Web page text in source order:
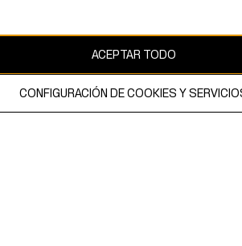
& Mauritz AB
ACEPTAR TODO
CONFIGURACIÓN DE COOKIES Y